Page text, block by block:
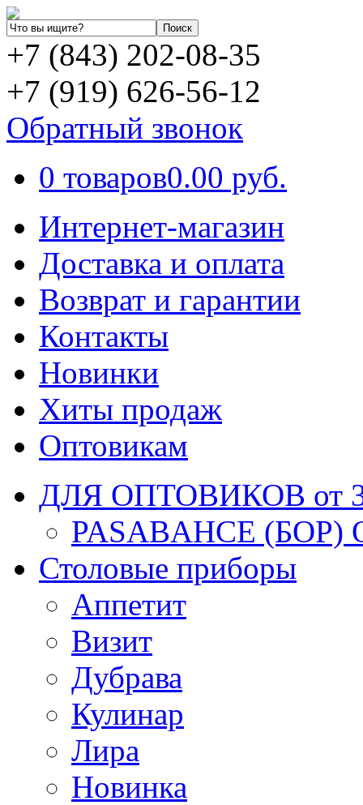
+7 (843) 202-08-35
+7 (919) 626-56-12
Обратный звонок
0 товаров0.00 руб.
Интернет-магазин
Доставка и оплата
Возврат и гарантии
Контакты
Новинки
Хиты продаж
Оптовикам
ДЛЯ ОПТОВИКОВ от
PASABAHCE (БОР)
Столовые приборы
Аппетит
Визит
Дубрава
Кулинар
Лира
Новинка